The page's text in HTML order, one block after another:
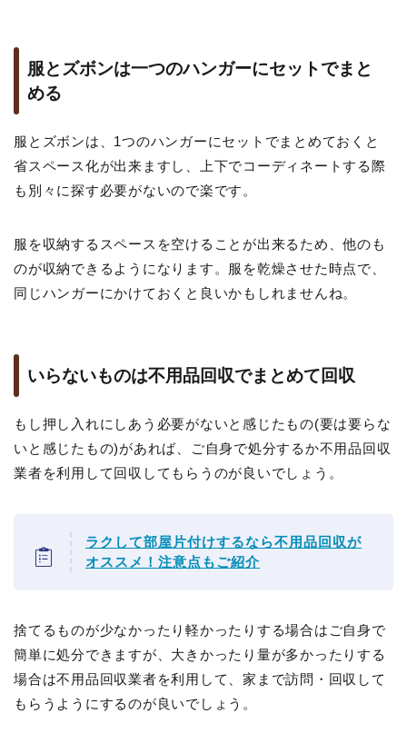
服とズボンは一つのハンガーにセットでまと
める
服とズボンは、1つのハンガーにセットでまとめておくと
省スペース化が出来ますし、上下でコーディネートする際
も別々に探す必要がないので楽です。
服を収納するスペースを空けることが出来るため、他のも
のが収納できるようになります。服を乾燥させた時点で、
同じハンガーにかけておくと良いかもしれませんね。
いらないものは不用品回収でまとめて回収
もし押し入れにしあう必要がないと感じたもの(要は要らな
いと感じたもの)があれば、ご自身で処分するか不用品回収
業者を利用して回収してもらうのが良いでしょう。
ラクして部屋片付けするなら不用品回収が
オススメ！注意点もご紹介
捨てるものが少なかったり軽かったりする場合はご自身で
簡単に処分できますが、大きかったり量が多かったりする
場合は不用品回収業者を利用して、家まで訪問・回収して
もらうようにするのが良いでしょう。